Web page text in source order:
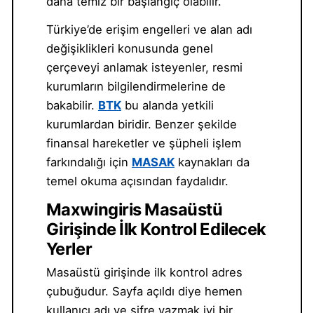
Türkiye’de erişim engelleri ve alan adı
değişiklikleri konusunda genel
çerçeveyi anlamak isteyenler, resmi
kurumların bilgilendirmelerine de
bakabilir. BTKbu alanda yetkili
kurumlardan biridir. Benzer şekilde
finansal hareketler ve şüpheli işlem
farkındalığı için MASAKkaynakları da
temel okuma açısından faydalıdır.
Maxwingiris Masaüstü
Girişinde İlk Kontrol Edilecek
Yerler
Masaüstü girişinde ilk kontrol adres
çubuğudur. Sayfa açıldı diye hemen